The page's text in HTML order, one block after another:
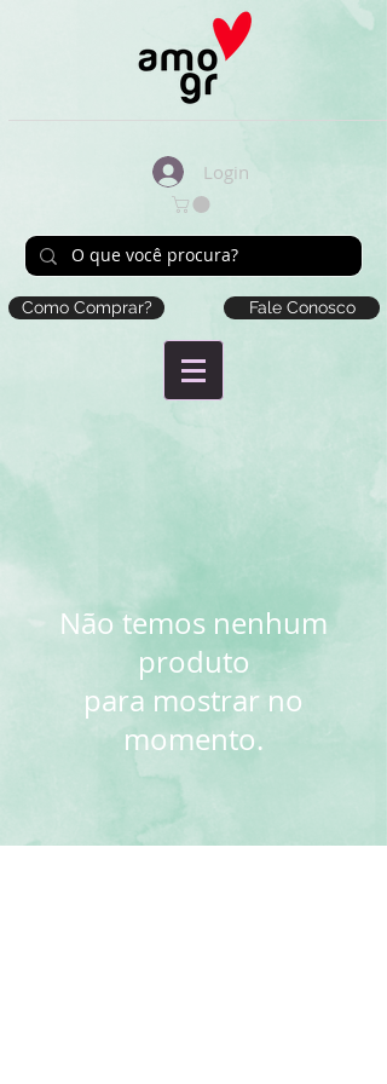
Login
Como Comprar? Fale Conosco
Não temos nenhum
produto
para mostrar no
momento.